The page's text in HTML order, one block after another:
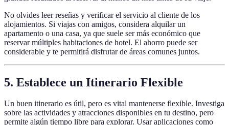
No olvides leer reseñas y verificar el servicio al cliente de los
alojamientos. Si viajas con amigos, considera alquilar un
apartamento o una casa, ya que suele ser más económico que
reservar múltiples habitaciones de hotel. El ahorro puede ser
considerable y te permitirá disfrutar de áreas comunes juntos.
5. Establece un Itinerario Flexible
Un buen itinerario es útil, pero es vital mantenerse flexible. Investiga
sobre las actividades y atracciones disponibles en tu destino, pero
permite algún tiempo libre para explorar. Usar aplicaciones como